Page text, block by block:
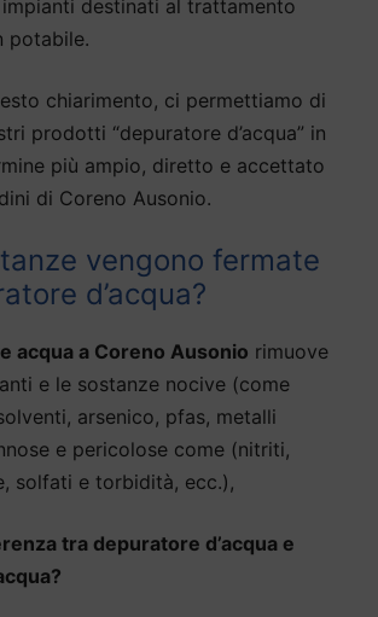
destinati al trattamento
potabile.
chiarimento, ci permettiamo di
prodotti “depuratore d’acqua” in
più ampio, diretto e accettato
di Coreno Ausonio.
vengono fermate
d’acqua?
acqua a Coreno Ausonio rimuove
e le sostanze nocive (come
arsenico, pfas, metalli
e pericolose come (nitriti,
solfati e torbidità, ecc.),
tra depuratore d’acqua e